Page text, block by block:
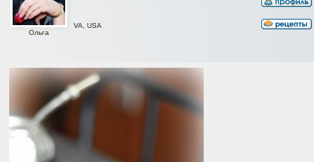
Ольга
VA, USA